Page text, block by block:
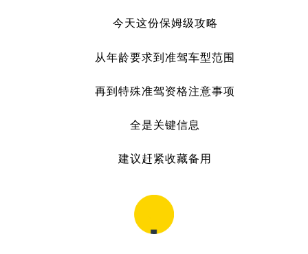
今天这份保姆级攻略
从年龄要求到准驾车型范围
再到特殊准驾资格注意事项
全是关键信息
建议赶紧收藏备用